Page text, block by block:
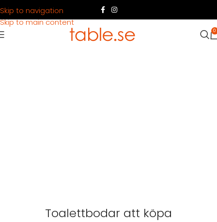
Skip to navigation
Skip to main content
0
Toalettbodar att köpa